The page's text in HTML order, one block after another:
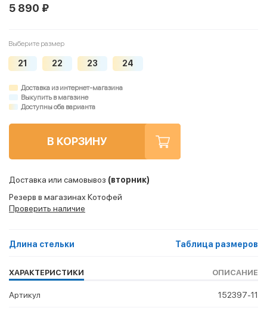
5 890 ₽
Выберите размер
21 22 23 24
Доставка из интернет-магазина
Выкупить в магазине
Доступны оба варианта
В КОРЗИНУ
Доставка или самовывоз (вторник)
Резерв в магазинах Котофей
Проверить наличие
Длина стельки Таблица размеров
ХАРАКТЕРИСТИКИ ОПИСАНИЕ
Артикул 152397-11